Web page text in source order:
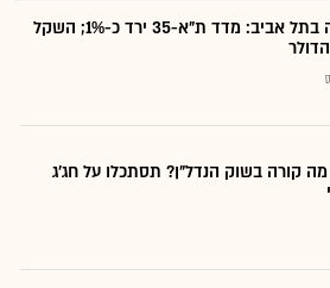
נעילה אדומה בתל אביב: מדד ת"א-35 ירד כ-1%; השקל
קורה בשוק הנדל"ן? תסתכלו על חג׳ג